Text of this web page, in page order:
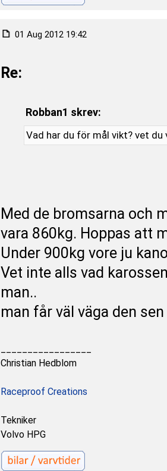
01 Aug 2012 19:42
Re:
Robban1 skrev:
Vad har du för mål vikt? vet du
Med de bromsarna och
vara 860kg. Hoppas att
Under 900kg vore ju
Vet inte alls vad
man..
man får väl väga den
Christian Hedblom
Raceproof Creations
Tekniker
Volvo HPG